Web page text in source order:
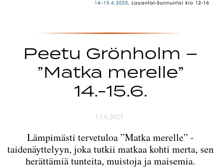
Peetu Grönholm –
”Matka merelle”
14.-15.6.
13.6.2025
Lämpimästi tervetuloa ”Matka merelle” -
taidenäyttelyyn, joka tutkii matkaa kohti merta, sen
herättämiä tunteita, muistoja ja maisemia.